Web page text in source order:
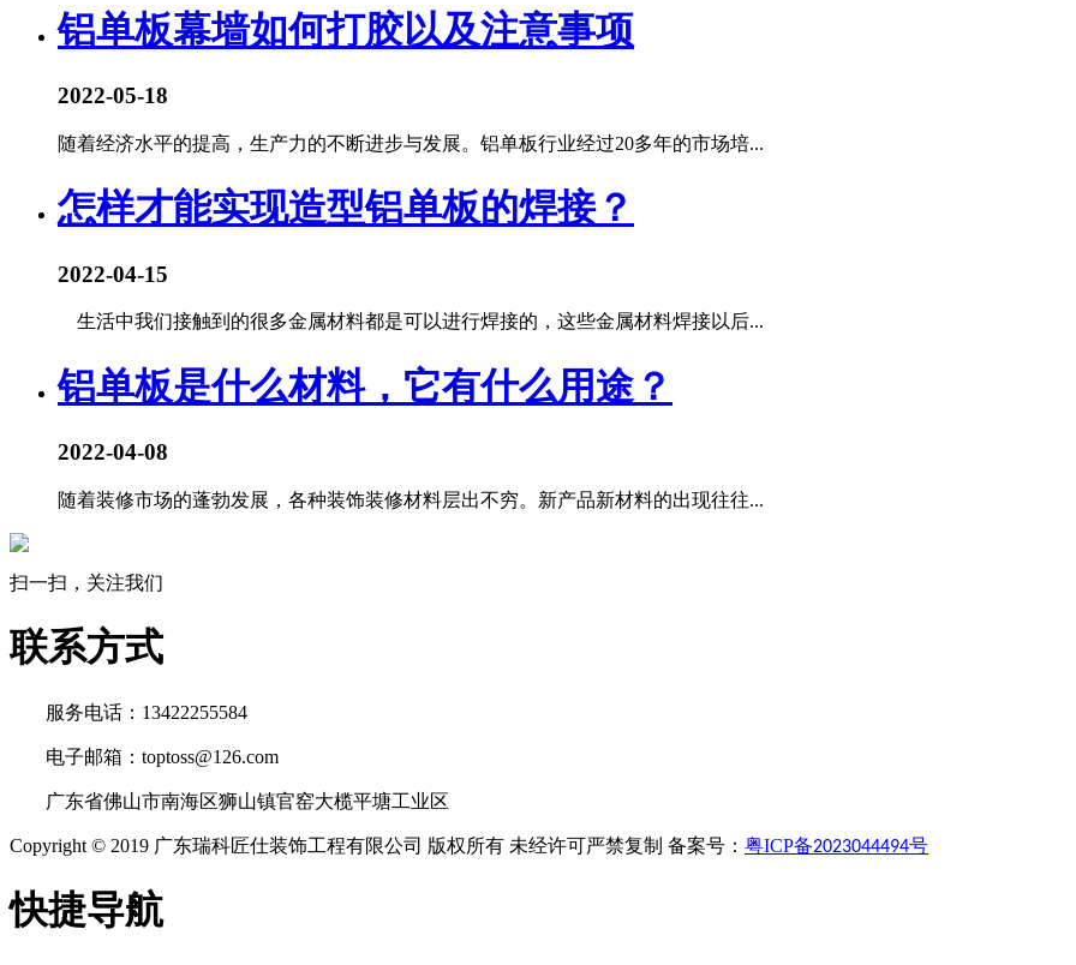
铝单板幕墙如何打胶以及注意事项
2022-05-18
随着经济水平的提高，生产力的不断进步与发展。铝单板行业经过20多年的市场培...
怎样才能实现造型铝单板的焊接？
2022-04-15
生活中我们接触到的很多金属材料都是可以进行焊接的，这些金属材料焊接以后...
铝单板是什么材料，它有什么用途？
2022-04-08
随着装修市场的蓬勃发展，各种装饰装修材料层出不穷。新产品新材料的出现往往...
扫一扫，关注我们
联系方式
服务电话：13422255584
电子邮箱：toptoss@126.com
广东省佛山市南海区狮山镇官窑大榄平塘工业区
Copyright © 2019 广东瑞科匠仕装饰工程有限公司 版权所有 未经许可严禁复制 备案号： 粤ICP备2023044494号
快捷导航